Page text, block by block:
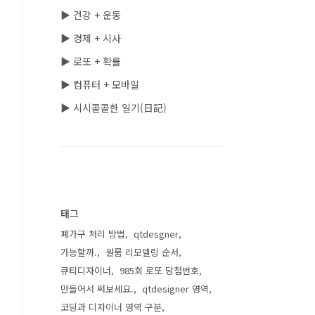
▶ 건강 + 운동
▶ 경제 + 시사
▶ 로또 + 확률
▶ 컴퓨터 + 모바일
▶ 시시콜콜한 일기(日記)
태그
폐가구 처리 방법
qtdesgner
가능할까.
원룸 리모델링 순서
큐티디자이너
985회 로또 당첨번호
만들어서 써보세요.
qtdesigner 영역
코딩과 디자이너 영역 구분